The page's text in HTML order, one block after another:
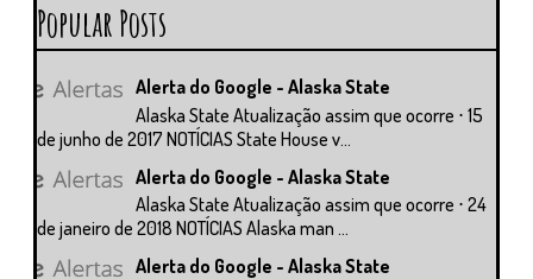
Popular Posts
Alerta do Google - Alaska State
Alaska State Atualização assim que ocorre ⋅ 15
de junho de 2017 NOTÍCIAS State House v...
Alerta do Google - Alaska State
Alaska State Atualização assim que ocorre ⋅ 24
de janeiro de 2018 NOTÍCIAS Alaska man ...
Alerta do Google - Alaska State